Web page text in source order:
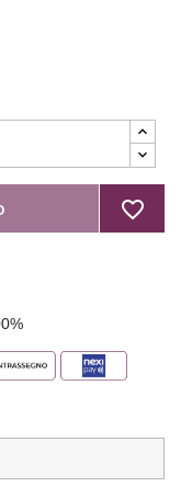
favorite_border